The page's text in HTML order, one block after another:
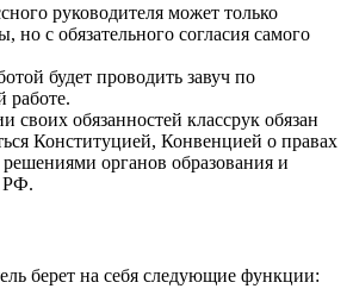
руководителя может только
но с обязательного согласия самого
будет проводить завуч по
работе.
своих обязанностей классрук обязан
Конституцией, Конвенцией о правах
органов образования и
РФ.
берет на себя следующие функции: